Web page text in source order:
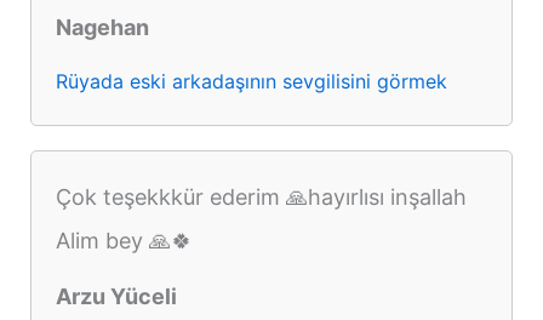
Nagehan
Rüyada eski arkadaşının sevgilisini görmek
Çok teşekkkür ederim 🙏hayırlısı inşallah
Alim bey 🙏🍀
Arzu Yüceli